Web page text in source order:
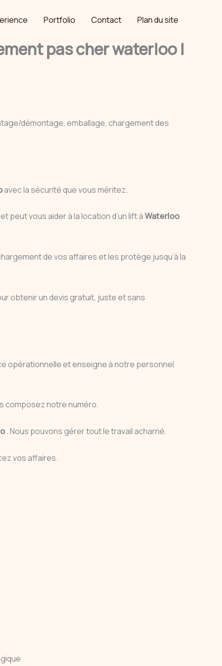
Portfolio Contact Plan du site
pas cher waterloo |
démontage, emballage, chargement des
avec la sécurité que vous méritez.
peut vous aider à la location d’un lift àWaterloo
de vos affaires et les protège jusqu’à la
obtenir un devis gratuit, juste et sans
opérationnelle et enseigne à notre personnel
composez notre numéro.
. Nous pouvons gérer tout le travail acharné.
vos affaires.